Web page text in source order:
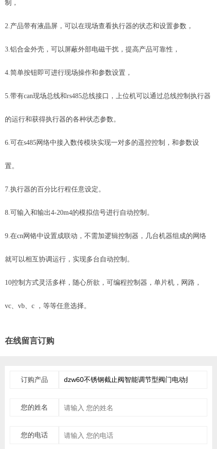
制，
2.产品带有液晶屏，可以在现场查看执行器的状态和设置参数，
3.铝合金外壳，可以屏蔽外部电磁干扰，提高产品可靠性，
4.简单按钮即可进行现场操作和参数设置，
5.带有can现场总线和rs485总线接口，上位机可以通过总线控制执行器
的运行和获得执行器的各种状态参数。
6.可在s485网络中接入数传模块实现一对多的遥控控制，和参数设
置。
7.执行器的百分比行程任意设定。
8.可输入和输出4-20m4的模拟信号进行自动控制。
9.在cn网铬中设置成联动，不需加逻辑控制器，几台机器组成的网络
就可以相互协调运行，实现多台自动控制。
10控制方式灵活多样，随心所欲，可编程控制器，单片机，网路，
vc、vb、c ，等等任意选择。
在线留言订购
订购产品
您的姓名
您的电话